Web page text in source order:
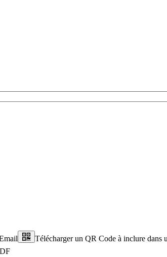
Télécharger un QR Code à inclure dans